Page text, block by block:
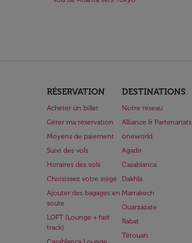
RÉSERVATION
Acheter un billet
Gérer ma réservation
Moyens de paiement
Suivi des vols
Horaires des vols
Choisissez votre siège
Ajouter des bagages en
soute
LOFT (Lounge + fast
track)
DESTINATIONS
Notre réseau
Alliance & Partenariats
oneworld
Agadir
Casablanca
Dakhla
Marrakech
Ouarzazate
Rabat
Tétouan